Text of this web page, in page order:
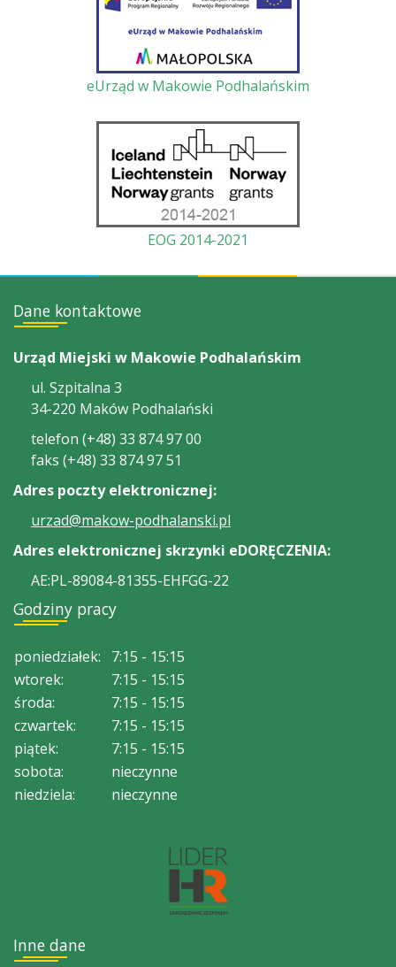
eUrząd w Makowie Podhalańskim
EOG 2014-2021
Dane kontaktowe
Urząd Miejski w Makowie Podhalańskim
ul. Szpitalna 3
34-220 Maków Podhalański
telefon (+48) 33 874 97 00
faks (+48) 33 874 97 51
Adres poczty elektronicznej:
urzad@makow-podhalanski.pl
Adres elektronicznej skrzynki eDORĘCZENIA:
AE:PL-89084-81355-EHFGG-22
Godziny pracy
poniedziałek:
7:15 - 15:15
wtorek:
7:15 - 15:15
środa:
7:15 - 15:15
czwartek:
7:15 - 15:15
piątek:
7:15 - 15:15
sobota:
nieczynne
niedziela:
nieczynne
Inne dane